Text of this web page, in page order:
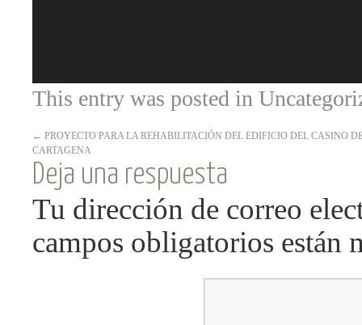
This entry was posted in
← PROYECTO PARA LA REHABILITACIÓN DEL EDIFICIO DEL CASINO
CARTAGENA
Deja una respuesta
Tu dirección de correo
campos obligatorios están